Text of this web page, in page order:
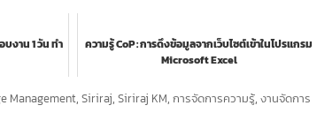
งาน 1 วัน ทำ
ความรู้ CoP : การดึงข้อมูลจากเว็บไซต์เข้าในโปรแกรม
Microsoft Excel
Management, Siriraj, Siriraj KM, การจัดการความรู้, งานจัดการ